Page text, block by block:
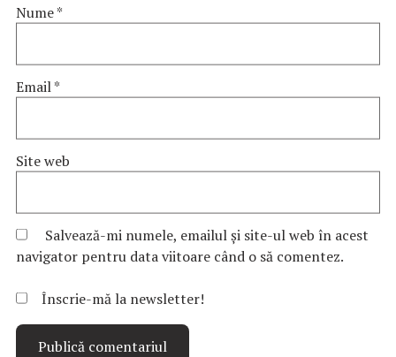
Nume*
Email*
Site web
Salvează-mi numele, emailul și site-ul web în acest
navigator pentru data viitoare când o să comentez.
Înscrie-mă la newsletter!